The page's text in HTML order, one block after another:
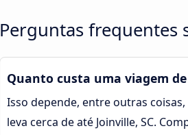
Perguntas frequentes
Quanto custa uma viagem de
Isso depende, entre outras
leva cerca de até Joinville, SC.